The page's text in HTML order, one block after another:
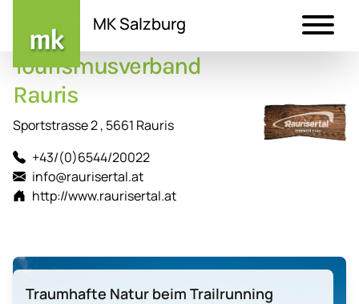
Inhalt
MK Salzburg
Tourismusverband
Rauris
Sportstrasse 2 , 5661 Rauris
+43/(0)6544/20022
info@raurisertal.at
http://www.raurisertal.at
Traumhafte Natur beim Trailrunning